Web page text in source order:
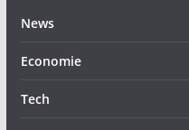
News
Economie
Tech